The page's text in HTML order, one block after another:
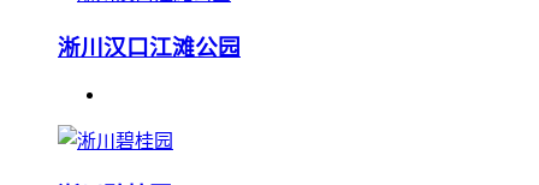
淅川汉口江滩公园